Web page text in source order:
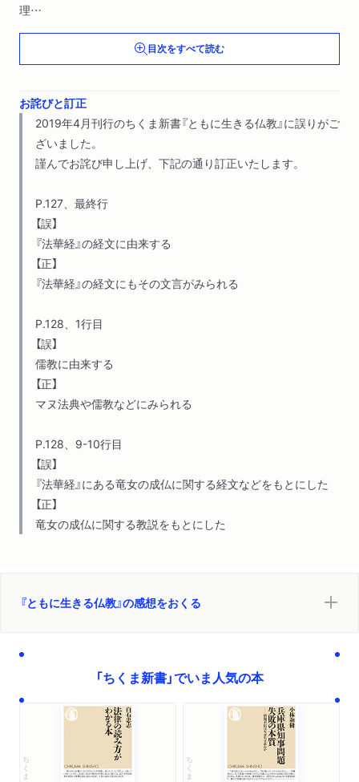
理
第６章 グリーフケア―亡き人とともに生きる 大河内大博
第７章 食料支援と被災地支援―滋賀教区浄土宗青年会のおう
み米一升運動 曽田俊弘
在、これから 秋田光彦
現代仏教を知るためのブックガイド 大谷栄一
目次をすべて読む
お詫びと訂正
2019年4月刊行のちくま新書『ともに生きる仏教』に誤りがご
ざいました。
謹んでお詫び申し上げ、下記の通り訂正いたします。
P.127、最終行
【誤】
『法華経』の経文に由来する
【正】
『法華経』の経文にもその文言がみられる
P.128、1行目
【誤】
儒教に由来する
【正】
マヌ法典や儒教などにみられる
P.128、9-10行目
【誤】
『法華経』にある竜女の成仏に関する経文などをもとにした
【正】
竜女の成仏に関する教説をもとにした
『ともに生きる仏教』の感想をおくる
「ちくま新書」でいま人気の本
ちくま新書 ちくま新書